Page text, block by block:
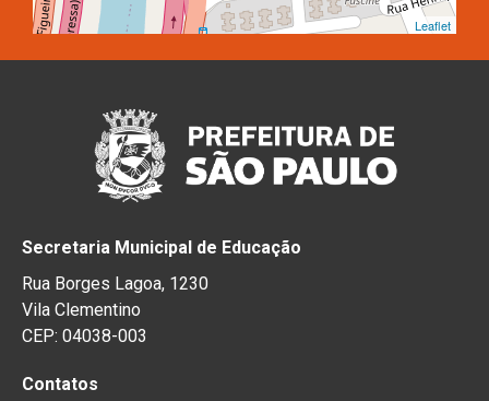
Leaflet
Secretaria Municipal de Educação
Rua Borges Lagoa, 1230
Vila Clementino
CEP: 04038-003
Contatos